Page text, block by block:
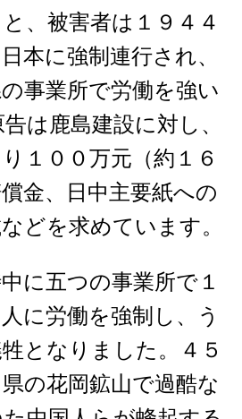
、被害者は１９４４
本に強制連行され、
事業所で労働を強い
は鹿島建設に対し、
１００万元（約１６
金、日中主要紙への
どを求めています。
に五つの事業所で１
に労働を強制し、う
となりました。４５
の花岡鉱山で過酷な